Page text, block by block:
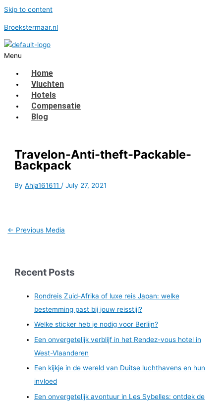
Skip to content
Broekstermaar.nl
Menu
Home
Vluchten
Hotels
Compensatie
Blog
Travelon-Anti-theft-Packable-
Backpack
ByAhja161611 /July 27, 2021
← Previous Media
Recent Posts
Rondreis Zuid-Afrika of luxe reis Japan: welke
bestemming past bij jouw reisstijl?
Welke sticker heb je nodig voor Berlijn?
Een onvergetelijk verblijf in het Rendez-vous hotel in
West-Vlaanderen
Een kijkje in de wereld van Duitse luchthavens en hun
invloed
Een onvergetelijk avontuur in Les Sybelles: ontdek de